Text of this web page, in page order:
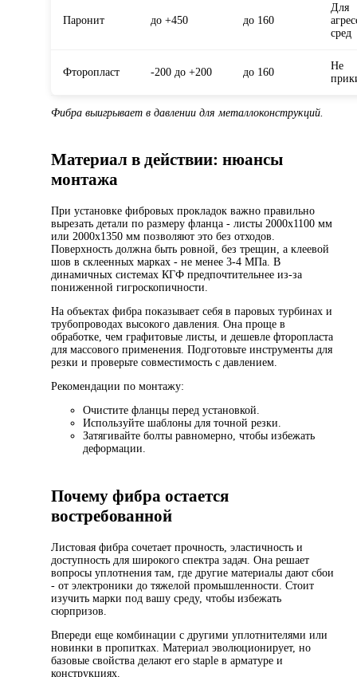
Паронит до +450 до 160
Для
сред
Фторопласт -200 до +200 до 160
Не
Фибра выигрывает в давлении для металлоконструкций.
Материал в действии: нюансы
монтажа
При установке фибровых прокладок важно правильно
вырезать детали по размеру фланца - листы 2000x1100 мм
или 2000x1350 мм позволяют это без отходов.
Поверхность должна быть ровной, без трещин, а клеевой
шов в склеенных марках - не менее 3-4 МПа. В
динамичных системах КГФ предпочтительнее из-за
пониженной гигроскопичности.
На объектах фибра показывает себя в паровых турбинах и
трубопроводах высокого давления. Она проще в
обработке, чем графитовые листы, и дешевле фторопласта
для массового применения. Подготовьте инструменты для
резки и проверьте совместимость с давлением.
Рекомендации по монтажу:
Очистите фланцы перед установкой.
Используйте шаблоны для точной резки.
Затягивайте болты равномерно, чтобы избежать
деформации.
Почему фибра остается
востребованной
Листовая фибра сочетает прочность, эластичность и
доступность для широкого спектра задач. Она решает
вопросы уплотнения там, где другие материалы дают сбои
- от электроники до тяжелой промышленности. Стоит
изучить марки под вашу среду, чтобы избежать
сюрпризов.
Впереди еще комбинации с другими уплотнителями или
новинки в пропитках. Материал эволюционирует, но
базовые свойства делают его staple в арматуре и
конструкциях.